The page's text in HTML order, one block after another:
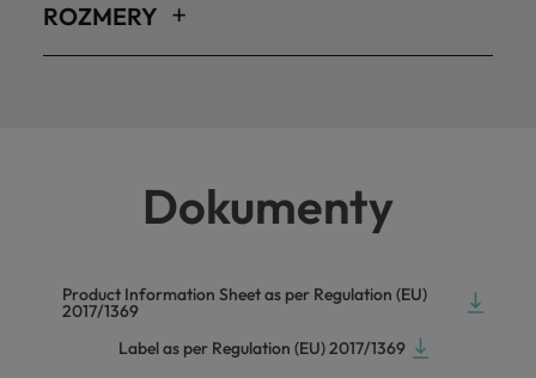
ROZMERY
Dokumenty
Product Information Sheet as per Regulation (EU)
2017/1369
Label as per Regulation (EU) 2017/1369